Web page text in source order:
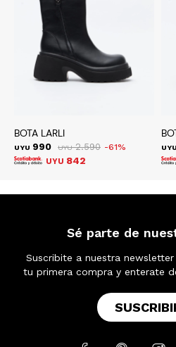
BOTA LARLI
UYU 990 UYU 2.590 61
UYU 842
UYU
Sé parte de
Suscribite a nuestra newsletter
tu primera compra y enterate